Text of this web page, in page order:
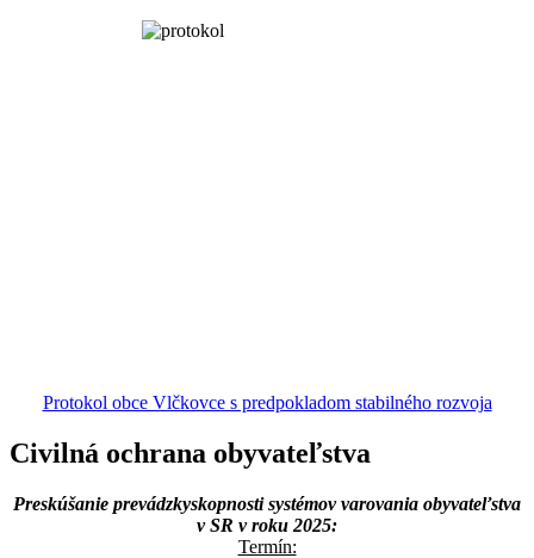
Protokol obce Vlčkovce s predpokladom stabilného rozvoja
Civilná ochrana obyvateľstva
Preskúšanie prevádzkyskopnosti systémov varovania obyvateľstva
v SR v roku 2025:
Termín: